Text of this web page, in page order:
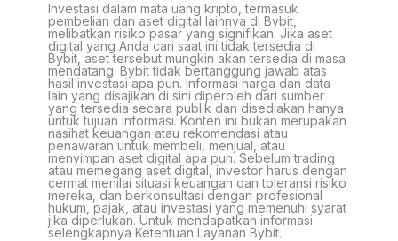
Investasi dalam mata uang kripto, termasuk
pembelian dan aset digital lainnya di Bybit,
melibatkan risiko pasar yang signifikan. Jika aset
digital yang Anda cari saat ini tidak tersedia di
Bybit, aset tersebut mungkin akan tersedia di masa
mendatang. Bybit tidak bertanggung jawab atas
hasil investasi apa pun. Informasi harga dan data
lain yang disajikan di sini diperoleh dari sumber
yang tersedia secara publik dan disediakan hanya
untuk tujuan informasi. Konten ini bukan merupakan
nasihat keuangan atau rekomendasi atau
penawaran untuk membeli, menjual, atau
menyimpan aset digital apa pun. Sebelum trading
atau memegang aset digital, investor harus dengan
cermat menilai situasi keuangan dan toleransi risiko
mereka, dan berkonsultasi dengan profesional
hukum, pajak, atau investasi yang memenuhi syarat
jika diperlukan. Untuk mendapatkan informasi
selengkapnya Ketentuan Layanan Bybit.